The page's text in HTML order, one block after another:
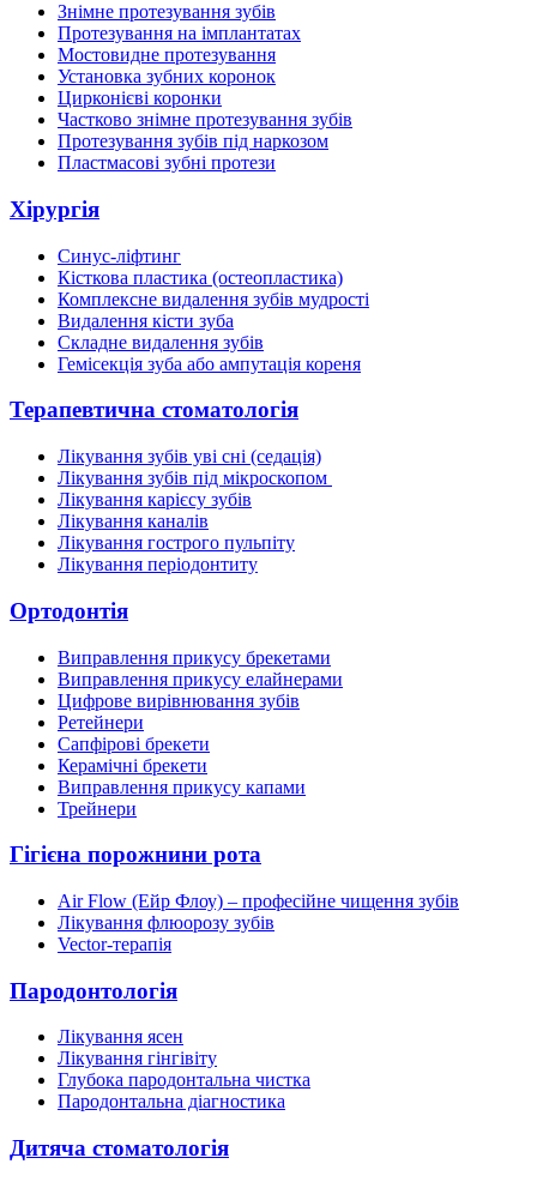
Знімне протезування зубів
Протезування на імплантатах
Мостовидне протезування
Установка зубних коронок
Цирконієві коронки
Частково знімне протезування зубів
Протезування зубів під наркозом
Пластмасові зубні протези
Хірургія
Синус-ліфтинг
Кісткова пластика (остеопластика)
Комплексне видалення зубів мудрості
Видалення кісти зуба
Складне видалення зубів
Гемісекція зуба або ампутація кореня
Терапевтична стоматологія
Лікування зубів уві сні (седація)
Лікування зубів під мікроскопом
Лікування карієсу зубів
Лікування каналів
Лікування гострого пульпіту
Лікування періодонтиту
Ортодонтія
Виправлення прикусу брекетами
Виправлення прикусу елайнерами
Цифрове вирівнювання зубів
Ретейнери
Сапфірові брекети
Керамічні брекети
Виправлення прикусу капами
Трейнери
Гігієна порожнини рота
Air Flow (Ейр Флоу) – професійне чищення зубів
Лікування флюорозу зубів
Vector-терапія
Пародонтологія
Лікування ясен
Лікування гінгівіту
Глубока пародонтальна чистка
Пародонтальна діагностика
Дитяча стоматологія